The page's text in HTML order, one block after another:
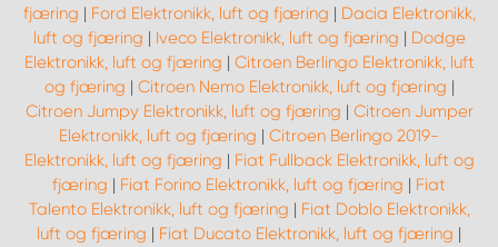
fjæring | Ford Elektronikk, luft og fjæring | Dacia Elektronikk,
luft og fjæring | Iveco Elektronikk, luft og fjæring | Dodge
Elektronikk, luft og fjæring | Citroen Berlingo Elektronikk, luft
og fjæring | Citroen Nemo Elektronikk, luft og fjæring |
Citroen Jumpy Elektronikk, luft og fjæring | Citroen Jumper
Elektronikk, luft og fjæring | Citroen Berlingo 2019-
Elektronikk, luft og fjæring | Fiat Fullback Elektronikk, luft og
fjæring | Fiat Forino Elektronikk, luft og fjæring | Fiat
Talento Elektronikk, luft og fjæring | Fiat Doblo Elektronikk,
luft og fjæring | Fiat Ducato Elektronikk, luft og fjæring |